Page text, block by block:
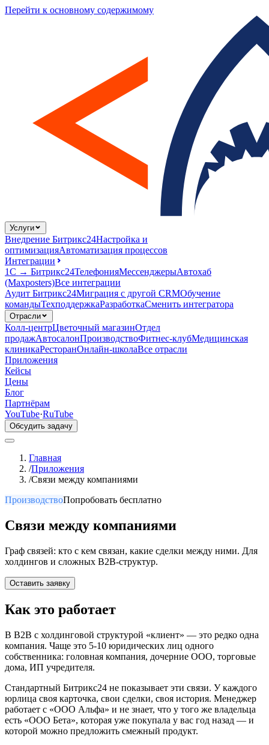
Перейти к основному содержимому
Услуги
Внедрение Битрикс24Настройка и
оптимизацияАвтоматизация процессов
Интеграции
1С → Битрикс24ТелефонияМессенджерыАвтохаб
(Maxposters)Все интеграции
Аудит Битрикс24Миграция с другой CRMОбучение
командыТехподдержкаРазработкаСменить интегратора
Отрасли
Колл-центрЦветочный магазинОтдел
продажАвтосалонПроизводствоФитнес-клубМедицинская
клиникаРесторанОнлайн-школаВсе отрасли
Приложения
Кейсы
Цены
Блог
Партнёрам
YouTube·RuTube
Обсудить задачу
Главная
/Приложения
/Связи между компаниями
ПроизводствоПопробовать бесплатно
Связи между компаниями
Граф связей: кто с кем связан, какие сделки между ними. Для
холдингов и сложных B2B-структур.
Оставить заявку
Как это работает
В B2B с холдинговой структурой «клиент» — это редко одна
компания. Чаще это 5-10 юридических лиц одного
собственника: головная компания, дочерние ООО, торговые
дома, ИП учредителя.
Стандартный Битрикс24 не показывает эти связи. У каждого
юрлица своя карточка, свои сделки, своя история. Менеджер
работает с «ООО Альфа» и не знает, что у того же владельца
есть «ООО Бета», которая уже покупала у вас год назад — и
которой можно предложить смежный продукт.